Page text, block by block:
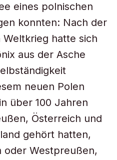
eines polnischen
konnten: Nach der
Weltkrieg hatte sich
aus der Asche
neuen Polen
über 100 Jahren
Österreich und
gehört hatten,
oder Westpreußen,